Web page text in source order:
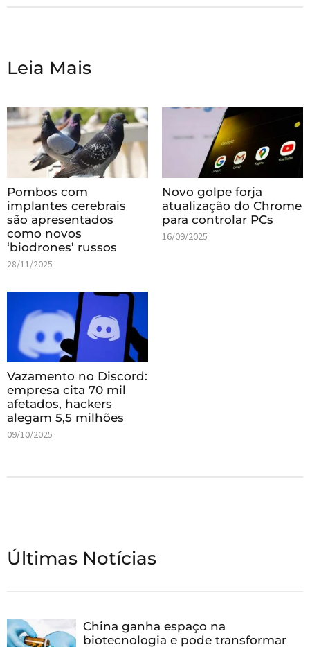
Leia Mais
Pombos com
implantes cerebrais
são apresentados
como novos
‘biodrones’ russos
28/11/2025
Novo golpe forja
atualização do Chrome
para controlar PCs
16/09/2025
Vazamento no Discord:
empresa cita 70 mil
afetados, hackers
alegam 5,5 milhões
09/10/2025
Últimas Notícias
China ganha espaço na
biotecnologia e pode transformar